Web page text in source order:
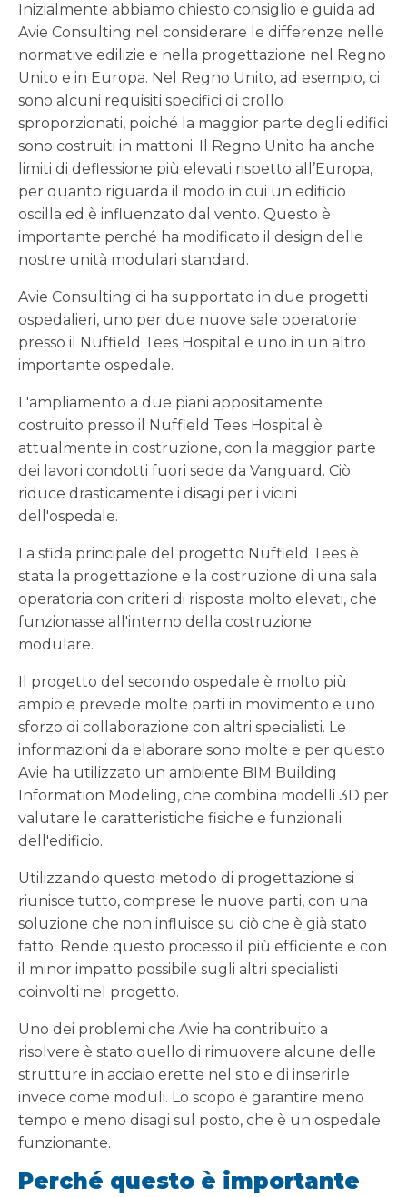
Inizialmente abbiamo chiesto consiglio e guida ad
Avie Consulting nel considerare le differenze nelle
normative edilizie e nella progettazione nel Regno
Unito e in Europa. Nel Regno Unito, ad esempio, ci
sono alcuni requisiti specifici di crollo
sproporzionati, poiché la maggior parte degli edifici
sono costruiti in mattoni. Il Regno Unito ha anche
limiti di deflessione più elevati rispetto all’Europa,
per quanto riguarda il modo in cui un edificio
oscilla ed è influenzato dal vento. Questo è
importante perché ha modificato il design delle
nostre unità modulari standard.
Avie Consulting ci ha supportato in due progetti
ospedalieri, uno per due nuove sale operatorie
presso il Nuffield Tees Hospital e uno in un altro
importante ospedale.
L'ampliamento a due piani appositamente
costruito presso il Nuffield Tees Hospital è
attualmente in costruzione, con la maggior parte
dei lavori condotti fuori sede da Vanguard. Ciò
riduce drasticamente i disagi per i vicini
dell'ospedale.
La sfida principale del progetto Nuffield Tees è
stata la progettazione e la costruzione di una sala
operatoria con criteri di risposta molto elevati, che
funzionasse all'interno della costruzione
modulare.
Il progetto del secondo ospedale è molto più
ampio e prevede molte parti in movimento e uno
sforzo di collaborazione con altri specialisti. Le
informazioni da elaborare sono molte e per questo
Avie ha utilizzato un ambiente BIM Building
Information Modeling, che combina modelli 3D per
valutare le caratteristiche fisiche e funzionali
dell'edificio.
Utilizzando questo metodo di progettazione si
riunisce tutto, comprese le nuove parti, con una
soluzione che non influisce su ciò che è già stato
fatto. Rende questo processo il più efficiente e con
il minor impatto possibile sugli altri specialisti
coinvolti nel progetto.
Uno dei problemi che Avie ha contribuito a
risolvere è stato quello di rimuovere alcune delle
strutture in acciaio erette nel sito e di inserirle
invece come moduli. Lo scopo è garantire meno
tempo e meno disagi sul posto, che è un ospedale
funzionante.
Perché questo è importante